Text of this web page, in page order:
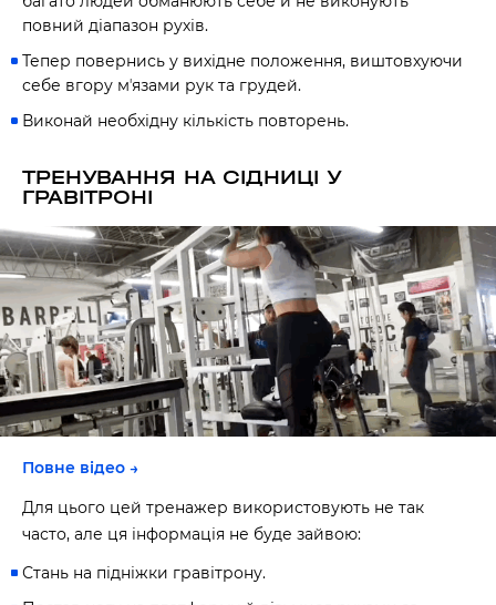
повний діапазон рухів.
Тепер повернись у вихідне положення, виштовхуючи
себе вгору мʼязами рук та грудей.
Виконай необхідну кількість повторень.
ТРЕНУВАННЯ НА СІДНИЦІ У
ГРАВІТРОНІ
Повне відео →
Для цього цей тренажер використовують не так
часто, але ця інформація не буде зайвою:
Стань на підніжки гравітрону.